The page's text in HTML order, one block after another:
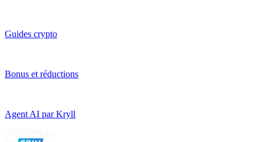
Guides crypto
Bonus et réductions
Agent AI par Kryll